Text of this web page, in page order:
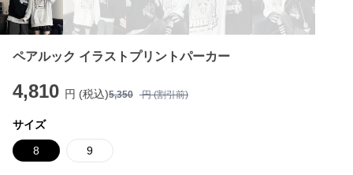
ペアルック イラストプリントパーカー
4,810 円 (税込)5,350 円 (割引前)
サイズ
8 9